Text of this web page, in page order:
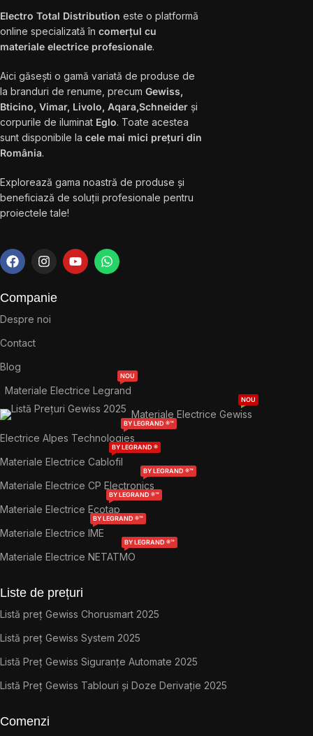
Electro Total Distribution este o platformă
online specializată în comerțul cu
materiale electrice profesionale.
Aici găsești o gamă variată de produse de
la branduri de renume, precum Gewiss,
Bticino, Vimar, Livolo, Aqara,Schneider și
corpurile de iluminat Eglo. Toate acestea
sunt disponibile la cele mai mici prețuri din
România.
Explorează gama noastră de produse și
beneficiază de soluții profesionale pentru
proiectele tale!
Companie
Despre noi
Contact
Blog
Materiale Electrice Legrand
NOU
Materiale Electrice Gewiss
NOU
Electrice Alpes Technologies
BY LEGRAND ®™
Materiale Electrice Cablofil
BY LEGRAND ®
Materiale Electrice CP Electronics
BY LEGRAND ®™
Materiale Electrice Ecotap
BY LEGRAND ®™
Materiale Electrice IME
BY LEGRAND ®™
Materiale Electrice NETATMO
BY LEGRAND ®™
Liste de prețuri
Listă preț Gewiss Chorusmart 2025
Listă preț Gewiss System 2025
Listă Preț Gewiss Siguranțe Automate 2025
Listă Preț Gewiss Tablouri și Doze Derivație 2025
Comenzi